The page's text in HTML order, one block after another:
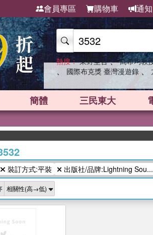
會員專區 購物車 通知
熱搜： 東野圭吾 、 高希均教
、 國際布克獎 臺灣漫遊錄 、
簡體 三民東大
裝訂方式:平裝 出版社/品牌:Lightning Sou...